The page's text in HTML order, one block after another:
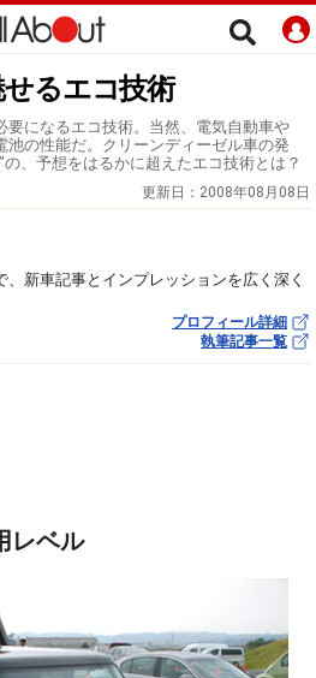
せるエコ技術
要になるエコ技術。当然、電気自動車や
池の性能だ。クリーンディーゼル車の発
、予想をはるかに超えたエコ技術とは？
更新日： 2008年08月08日
、新車記事とインプレッションを広く深く
プロフィール詳細
執筆記事一覧
レベル